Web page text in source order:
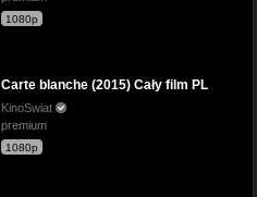
1080p
Carte blanche (2015) Cały film PL
KinoSwiat
premium
1080p